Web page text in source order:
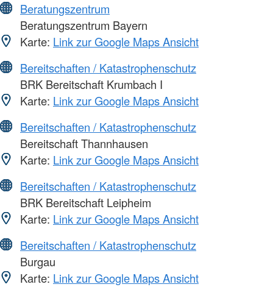
Beratungszentrum
Beratungszentrum Bayern
Karte: Link zur Google Maps Ansicht
Bereitschaften / Katastrophenschutz
BRK Bereitschaft Krumbach I
Karte: Link zur Google Maps Ansicht
Bereitschaften / Katastrophenschutz
Bereitschaft Thannhausen
Karte: Link zur Google Maps Ansicht
Bereitschaften / Katastrophenschutz
BRK Bereitschaft Leipheim
Karte: Link zur Google Maps Ansicht
Bereitschaften / Katastrophenschutz
Burgau
Karte: Link zur Google Maps Ansicht